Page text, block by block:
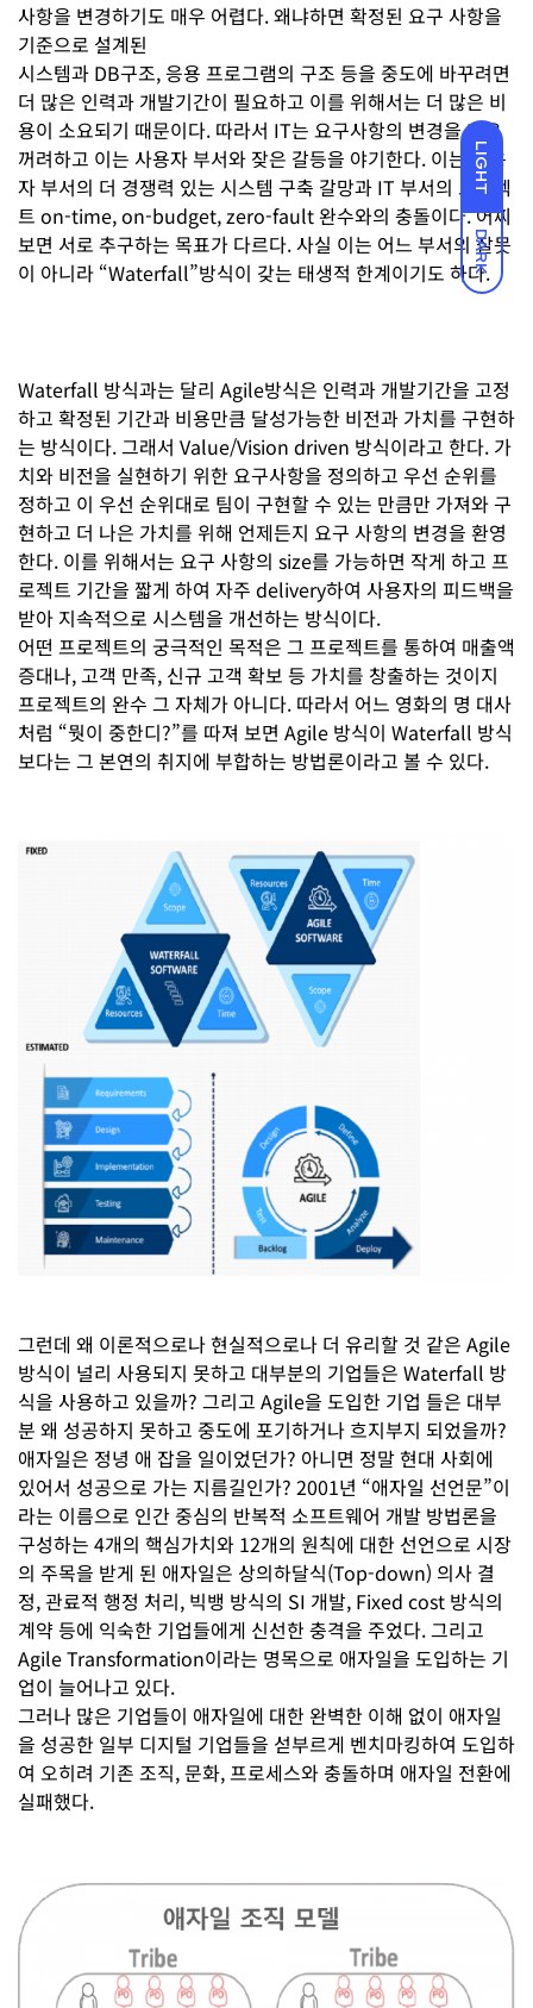
LIGHT
DARK
사항을 변경하기도 매우 어렵다. 왜냐하면 확정된 요구 사항을
기준으로 설계된
시스템과 DB구조, 응용 프로그램의 구조 등을 중도에 바꾸려면
더 많은 인력과 개발기간이 필요하고 이를 위해서는 더 많은 비
용이 소요되기 때문이다. 따라서 IT는 요구사항의 변경을 매우
꺼려하고 이는 사용자 부서와 잦은 갈등을 야기한다. 이는 사용
자 부서의 더 경쟁력 있는 시스템 구축 갈망과 IT 부서의 프로젝
트 on-time, on-budget, zero-fault 완수와의 충돌이다. 어찌
보면 서로 추구하는 목표가 다르다. 사실 이는 어느 부서의 잘못
이 아니라 “Waterfall”방식이 갖는 태생적 한계이기도 하다.
Waterfall 방식과는 달리 Agile방식은 인력과 개발기간을 고정
하고 확정된 기간과 비용만큼 달성가능한 비전과 가치를 구현하
는 방식이다. 그래서 Value/Vision driven 방식이라고 한다. 가
치와 비전을 실현하기 위한 요구사항을 정의하고 우선 순위를
정하고 이 우선 순위대로 팀이 구현할 수 있는 만큼만 가져와 구
현하고 더 나은 가치를 위해 언제든지 요구 사항의 변경을 환영
한다. 이를 위해서는 요구 사항의 size를 가능하면 작게 하고 프
로젝트 기간을 짧게 하여 자주 delivery하여 사용자의 피드백을
받아 지속적으로 시스템을 개선하는 방식이다.
어떤 프로젝트의 궁극적인 목적은 그 프로젝트를 통하여 매출액
증대나, 고객 만족, 신규 고객 확보 등 가치를 창출하는 것이지
프로젝트의 완수 그 자체가 아니다. 따라서 어느 영화의 명 대사
처럼 “뭣이 중한디?”를 따져 보면 Agile 방식이 Waterfall 방식
보다는 그 본연의 취지에 부합하는 방법론이라고 볼 수 있다.
그런데 왜 이론적으로나 현실적으로나 더 유리할 것 같은 Agile
방식이 널리 사용되지 못하고 대부분의 기업들은 Waterfall 방
식을 사용하고 있을까? 그리고 Agile을 도입한 기업 들은 대부
분 왜 성공하지 못하고 중도에 포기하거나 흐지부지 되었을까?
애자일은 정녕 애 잡을 일이었던가? 아니면 정말 현대 사회에
있어서 성공으로 가는 지름길인가? 2001년 “애자일 선언문”이
라는 이름으로 인간 중심의 반복적 소프트웨어 개발 방법론을
구성하는 4개의 핵심가치와 12개의 원칙에 대한 선언으로 시장
의 주목을 받게 된 애자일은 상의하달식(Top-down) 의사 결
정, 관료적 행정 처리, 빅뱅 방식의 SI 개발, Fixed cost 방식의
계약 등에 익숙한 기업들에게 신선한 충격을 주었다. 그리고
Agile Transformation이라는 명목으로 애자일을 도입하는 기
업이 늘어나고 있다.
그러나 많은 기업들이 애자일에 대한 완벽한 이해 없이 애자일
을 성공한 일부 디지털 기업들을 섣부르게 벤치마킹하여 도입하
여 오히려 기존 조직, 문화, 프로세스와 충돌하며 애자일 전환에
실패했다.